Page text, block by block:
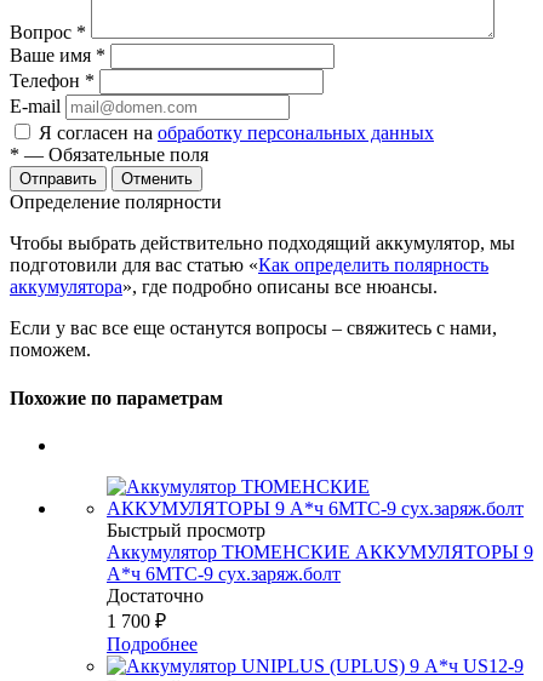
Вопрос *
Ваше имя *
Телефон *
E-mail
Я согласен на обработку персональных данных
* — Обязательные поля
Отменить
Определение полярности
Чтобы выбрать действительно подходящий аккумулятор, мы
подготовили для вас статью «Как определить полярность
аккумулятора», где подробно описаны все нюансы.
Если у вас все еще останутся вопросы – свяжитесь с нами,
поможем.
Похожие по параметрам
Быстрый просмотр
Аккумулятор ТЮМЕНСКИЕ АККУМУЛЯТОРЫ 9
А*ч 6МТС-9 сух.заряж.болт
Достаточно
1 700 ₽
Подробнее